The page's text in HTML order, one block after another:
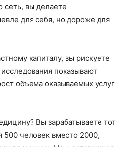
сеть, вы делаете
для себя, но дороже для
капиталу, вы рискуете
показывают
объема оказываемых услуг
Вы зарабатываете тот
500 человек вместо 2000,